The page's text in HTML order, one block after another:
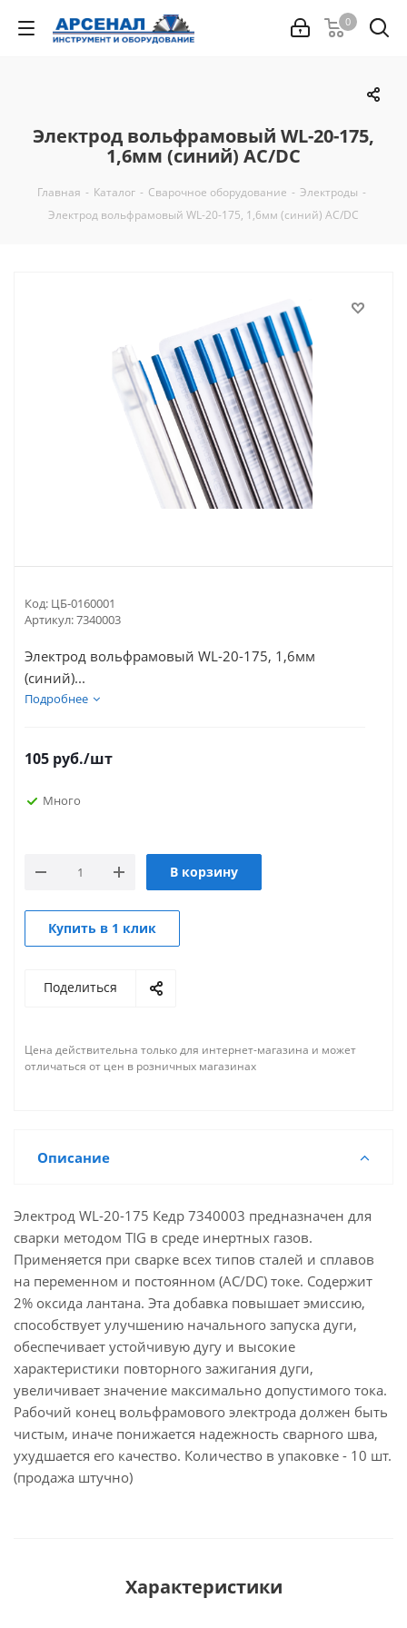
0
Электрод вольфрамовый WL-20-175,
1,6мм (синий) AC/DC
Главная - Каталог - Сварочное оборудование - Электроды -
Электрод вольфрамовый WL-20-175, 1,6мм (синий) AC/DC
Код: ЦБ-0160001
Артикул:7340003
Электрод вольфрамовый WL-20-175, 1,6мм
(синий)...
Подробнее
105 руб./шт
Много
В корзину
Купить в 1 клик
Поделиться
Цена действительна только для интернет-магазина и может
отличаться от цен в розничных магазинах
Описание
Электрод WL-20-175 Кедр 7340003 предназначен для
сварки методом TIG в среде инертных газов.
Применяется при сварке всех типов сталей и сплавов
на переменном и постоянном (AC/DC) токе. Содержит
2% оксида лантана. Эта добавка повышает эмиссию,
способствует улучшению начального запуска дуги,
обеспечивает устойчивую дугу и высокие
характеристики повторного зажигания дуги,
увеличивает значение максимально допустимого тока.
Рабочий конец вольфрамового электрода должен быть
чистым, иначе понижается надежность сварного шва,
ухудшается его качество. Количество в упаковке - 10 шт.
(продажа штучно)
Характеристики